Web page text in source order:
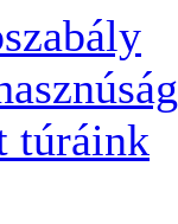
túráink